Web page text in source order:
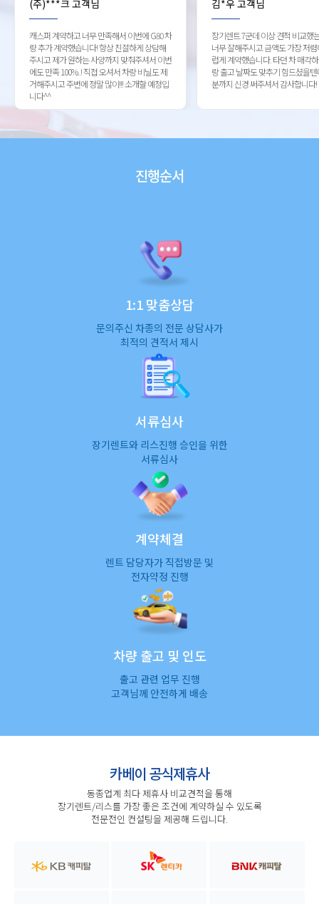
(주)***크 고객님
캐스퍼 계약하고 너무 만족해서 이번에 G80 차
량 추가 계약했습니다! 항상 친절하게 상담해
주시고 제가 원하는 사양까지 맞춰주셔서 이번
에도 만족 100%..! 직접 오셔서 차량 비닐도 제
거해주시고 주변에 정말 많이!!! 소개할 예정입
니다^^
김*우 고객님
장기렌트 7군데 이상 견적 비교했
너무 잘해주시고 금액도 가장 저
럽게 계약했습니다. 타던 차 매각
랑 출고 날짜도 맞추기 힘드셨을
분까지 신경 써주셔서 감사합니다!
진행순서
1:1 맞춤상담
문의주신 차종의 전문 상담사가
최적의 견적서 제시
서류심사
장기렌트와 리스진행 승인을 위한
서류심사
계약체결
렌트 담당자가 직접방문 및
전자약정 진행
차량 출고 및 인도
출고 관련 업무 진행
고객님께 안전하게 배송
카베이 공식제휴사
동종업계 최다 제휴사 비교견적을 통해
장기렌트/리스를 가장 좋은 조건에 계약하실 수 있도록
전문전인 컨설팅을 제공해 드립니다.